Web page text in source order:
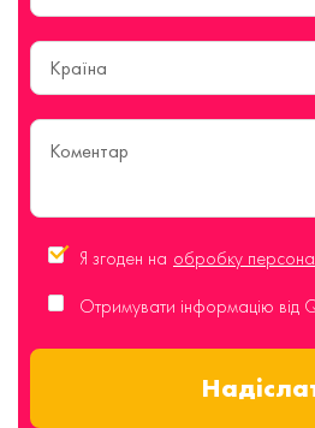
Країна
Я згоден на обробку
Отримувати інформацію від